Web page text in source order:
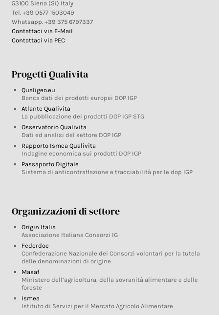
53100 Siena (Si) Italy
Tel. +39 0577 1503049
Whatsapp. +39 375 6797337
Contattaci via E-Mail
Contattaci via PEC
Progetti Qualivita
Qualigeo.eu
Banca dati dei prodotti europei DOP IGP
Atlante Qualivita
La pubblicazione dei prodotti DOP IGP STG
Osservatorio Qualivita
Dati ed analisi del settore DOP IGP
Rapporto Ismea Qualivita
Indagine economica sui prodotti DOP IGP
Passaporto Digitale
Sistema di anticontraffazione e tracciabilità per le dop IGP
Organizzazioni di settore
Origin Italia
Associazione Italiana Consorzi IG
Federdoc
Confederazione Nazionale dei Consorzi volontari per la tutela
delle denominazioni di origine
Masaf
Ministero dell’agricoltura, della sovranità alimentare e delle
foreste
Ismea
Istituto di Servizi per il Mercato Agricolo Alimentare